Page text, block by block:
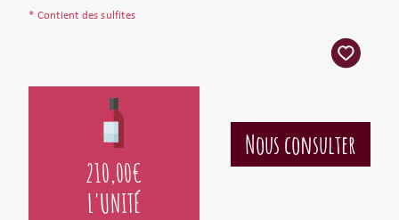
* Contient des sulfites
210,00€
L'UNITÉ